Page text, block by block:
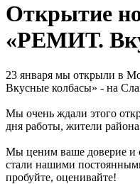
Открытие
«РЕМИТ.
23 января мы открыли в
Вкусные колбасы» - на
Мы очень ждали этого
дня работы, жители
Мы ценим ваше доверие и
стали нашими
пробуйте, оценивайте!